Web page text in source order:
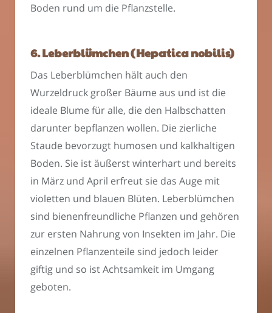
Boden rund um die Pflanzstelle.
6. Leberblümchen (Hepatica nobilis)
Das Leberblümchen hält auch den
Wurzeldruck großer Bäume aus und ist die
ideale Blume für alle, die den Halbschatten
darunter bepflanzen wollen. Die zierliche
Staude bevorzugt humosen und kalkhaltigen
Boden. Sie ist äußerst winterhart und bereits
in März und April erfreut sie das Auge mit
violetten und blauen Blüten. Leberblümchen
sind bienenfreundliche Pflanzen und gehören
zur ersten Nahrung von Insekten im Jahr. Die
einzelnen Pflanzenteile sind jedoch leider
giftig und so ist Achtsamkeit im Umgang
geboten.